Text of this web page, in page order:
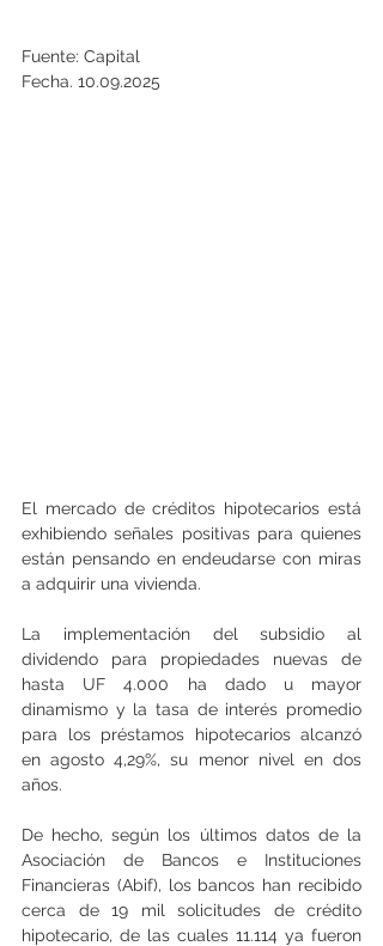
Fuente: Capital
Fecha. 10.09.2025
El mercado de créditos hipotecarios está
exhibiendo señales positivas para quienes
están pensando en endeudarse con miras
a adquirir una vivienda.
La implementación del subsidio al
dividendo para propiedades nuevas de
hasta UF 4.000 ha dado u mayor
dinamismo y la tasa de interés promedio
para los préstamos hipotecarios alcanzó
en agosto 4,29%, su menor nivel en dos
años.
De hecho, según los últimos datos de la
Asociación de Bancos e Instituciones
Financieras (Abif), los bancos han recibido
cerca de 19 mil solicitudes de crédito
hipotecario, de las cuales 11.114 ya fueron